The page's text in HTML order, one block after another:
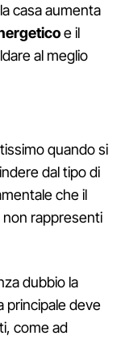
casa aumenta
e il
al meglio
quando si
dal tipo di
che il
rappresenti
dubbio la
principale deve
come ad